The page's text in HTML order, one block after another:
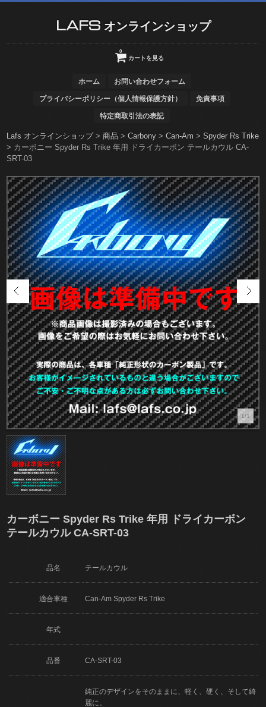
LAFS オンラインショップ
カートを見る
0
ホーム お問い合わせフォーム
プライバシーポリシー（個人情報保護方針） 免責事項
特定商取引法の表記
Lafs オンラインショップ>商品 >Carbony >Can-Am >Spyder Rs Trike
> カーボニー Spyder Rs Trike 年用 ドライカーボン テールカウル CA-
SRT-03
1/1
カーボニー Spyder Rs Trike 年用 ドライカーボン
テールカウル CA-SRT-03
品名 テールカウル
適合車種 Can-Am Spyder Rs Trike
年式
品番 CA-SRT-03
純正のデザインをそのままに、軽く、硬く、そして綺
麗に。